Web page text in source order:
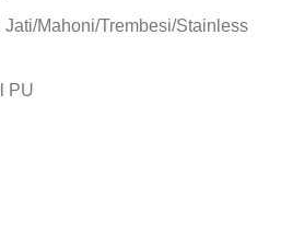
Mahoni/Trembesi/Stainless
PU